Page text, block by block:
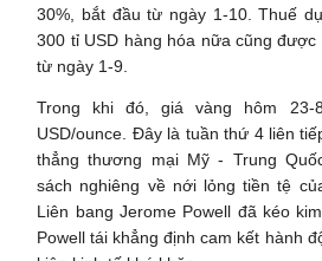
30%, bắt đầu từ ngày 1-10. Thuế
300 tỉ USD hàng hóa nữa cũng
từ ngày 1-9.
Trong khi đó, giá vàng hôm 23-
USD/ounce. Đây là tuần thứ 4 liên
thẳng thương mại Mỹ - Trung
sách nghiêng về nới lỏng tiền tệ
Liên bang Jerome Powell đã kéo
Powell tái khẳng định cam kết hành